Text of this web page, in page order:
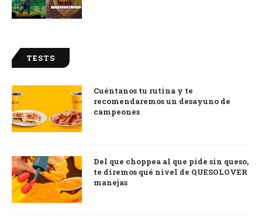
TESTS
Cuéntanos tu rutina y te
recomendaremos un desayuno de
campeones
Del que choppea al que pide sin queso,
te diremos qué nivel de QUESOLOVER
manejas